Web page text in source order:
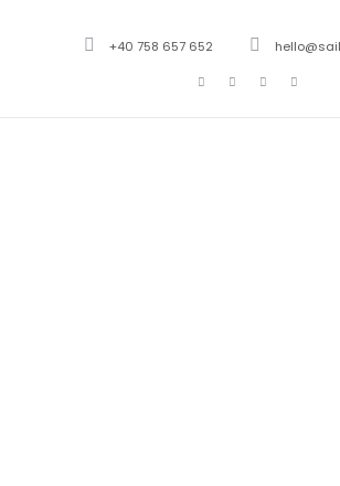
+40 758 657 652